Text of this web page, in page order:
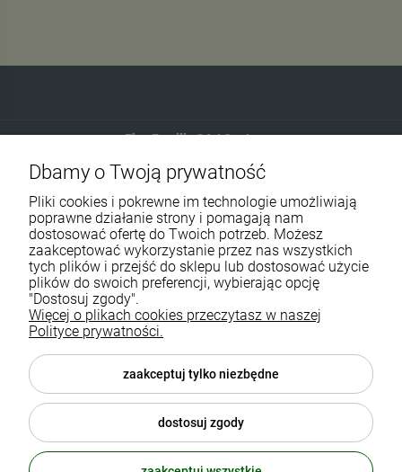
Eko-Familia GAJ Sp.Jawna
Gdańska 60
90-616 Łódź
790 727 174
sklep@eko-familia.pl
Informacje o sklepie
Suplementy diety
Popularne kategorie
Moje konto
Zasubskrybuj nasz newsletter
i otrzymaj5% rabatu na zakupy.
Twój email
Dbamy o Twoją prywatność
Pliki cookies i pokrewne im technologie umożliwiają
poprawne działanie strony i pomagają nam
dostosować ofertę do Twoich potrzeb. Możesz
zaakceptować wykorzystanie przez nas wszystkich
tych plików i przejść do sklepu lub dostosować użycie
plików do swoich preferencji, wybierając opcję
"Dostosuj zgody".
Więcej o plikach cookies przeczytasz w naszej
Polityce prywatności.
zaakceptuj tylko niezbędne
dostosuj zgody